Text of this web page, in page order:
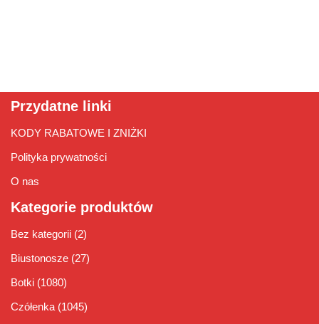
Przydatne linki
KODY RABATOWE I ZNIŻKI
Polityka prywatności
O nas
Kategorie produktów
Bez kategorii (2)
Biustonosze (27)
Botki (1080)
Czółenka (1045)